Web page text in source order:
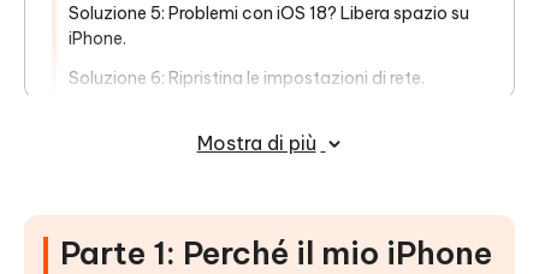
Soluzione 5: Problemi con iOS 18? Libera spazio su
iPhone.
Soluzione 6: Ripristina le impostazioni di rete.
Apple (con Tenorshare ReiBoot)
Mostra di più
Parte 1: Perché il mio iPhone